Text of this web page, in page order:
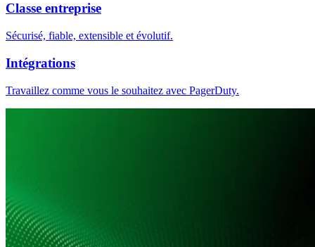
Classe entreprise
Sécurisé, fiable, extensible et évolutif.
Intégrations
Travaillez comme vous le souhaitez avec PagerDuty.